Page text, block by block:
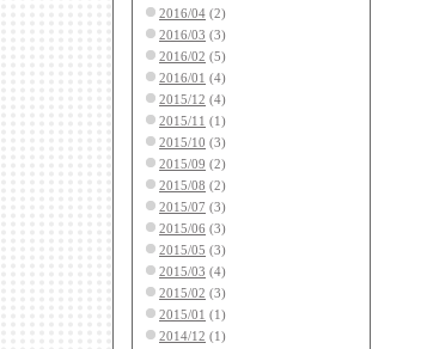
2016/04 (2)
2016/03 (3)
2016/02 (5)
2016/01 (4)
2015/12 (4)
2015/11 (1)
2015/10 (3)
2015/09 (2)
2015/08 (2)
2015/07 (3)
2015/06 (3)
2015/05 (3)
2015/03 (4)
2015/02 (3)
2015/01 (1)
2014/12 (1)